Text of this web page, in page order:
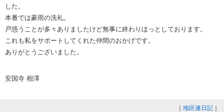
した。
本番では豪雨の洗礼。
戸惑うことが多々ありましたけど無事に終わりほっとしております。
これも私をサポートしてくれた仲間のおかげです。
ありがとうございました。
安国寺 相澤
地区連日記